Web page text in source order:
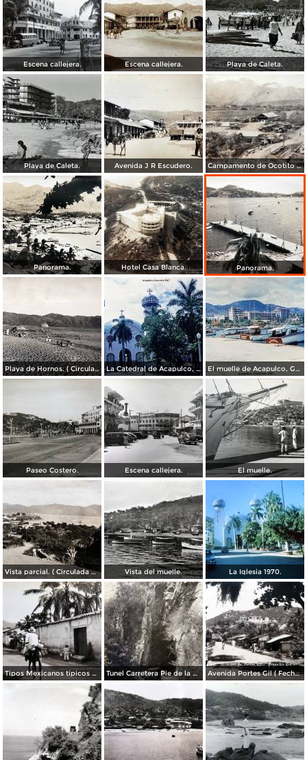
Escena callejera. Escena callejera. Playa de Caleta.
Playa de Caleta. Avenida J R Escudero. Campamento de Ocotito Carretera de Mexico-Acapulco.
Panorama. Hotel Casa Blanca. Panorama.
Playa de Hornos. ( Circulada el 21 de Marzo de 1940 ). La Catedral de Acapulco, Guerrero 1967. El muelle de Acapulco, Guerrero 1967.
Paseo Costero. Escena callejera. El muelle.
Vista parcial. ( Circulada el 23 de Mayo de 1935 ). Vista del muelle. La Iglesia 1970.
Tipos Mexicanos tipicos aguadores.. Tunel Carretera Pie de la Cuesta Acapulco . Avenida Portes Gil ( Fechada el en 1931 ).